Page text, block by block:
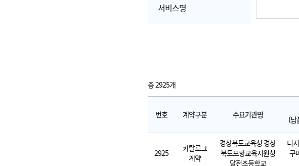
서비스명
총 2925개
번호 계약구분 수요기관명
(납
2925
카탈로그
계약
경상북도교육청 경상
북도포항교육지원청
달전초등학교
디
구